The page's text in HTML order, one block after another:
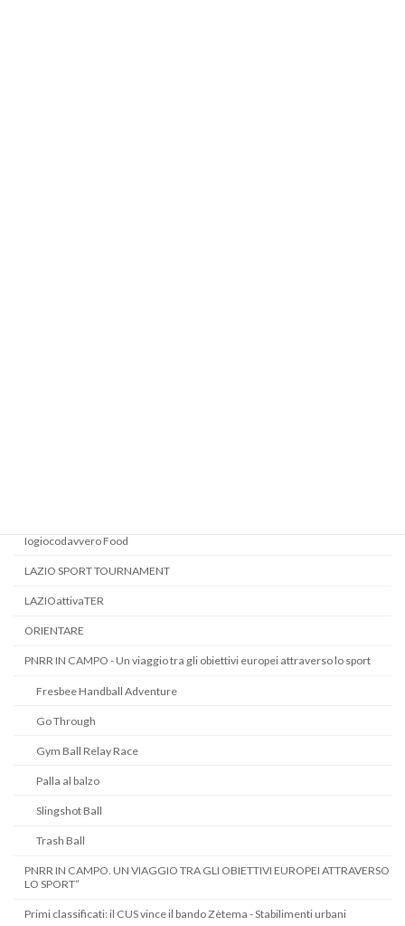
Iogiocodavvero Food
LAZIO SPORT TOURNAMENT
LAZIOattivaTER
ORIENTARE
PNRR IN CAMPO - Un viaggio tra gli obiettivi europei attraverso lo sport
Fresbee Handball Adventure
Go Through
Gym Ball Relay Race
Palla al balzo
Slingshot Ball
Trash Ball
PNRR IN CAMPO. UN VIAGGIO TRA GLI OBIETTIVI EUROPEI ATTRAVERSO
LO SPORT”
Primi classificati: il CUS vince il bando Zètema - Stabilimenti urbani